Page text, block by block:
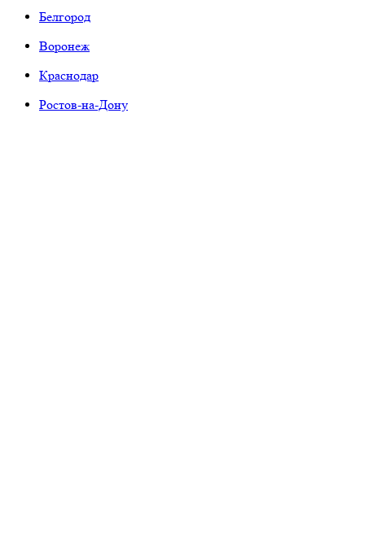
Белгород
Воронеж
Краснодар
Ростов-на-Дону